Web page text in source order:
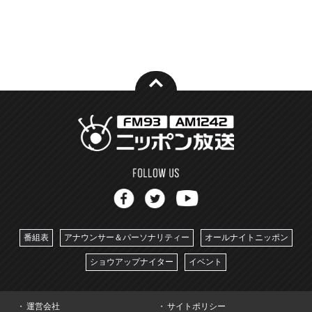
番組表 アナウンサー＆パーソナリティー オールナイトニッポン
ショウアップナイター イベント
運営会社 サイトポリシー